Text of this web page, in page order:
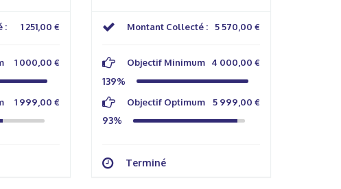
: 1 251,00 €
1 000,00 €
1 999,00 €
Montant Collecté : 5 570,00 €
Objectif Minimum 4 000,00 €
139%
Objectif Optimum 5 999,00 €
93%
Terminé